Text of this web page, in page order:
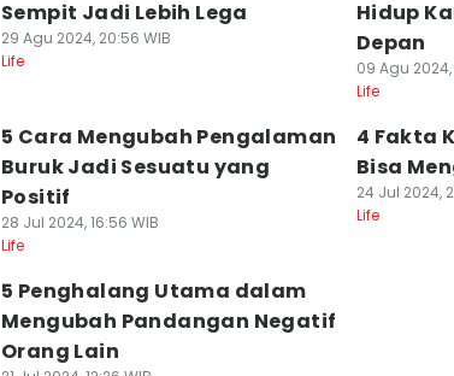
Sempit Jadi Lebih Lega
29 Agu 2024, 20:56 WIB
Life
Hidup
Depan
09 Agu
Life
5 Cara Mengubah Pengalaman
Buruk Jadi Sesuatu yang
Positif
28 Jul 2024, 16:56 WIB
Life
4 Fakta
Bisa
24 Jul 2024,
Life
5 Penghalang Utama dalam
Mengubah Pandangan Negatif
Orang Lain